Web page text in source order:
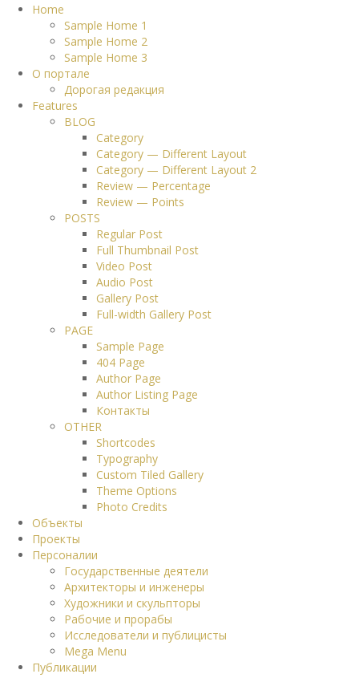
Home
Sample Home 1
Sample Home 2
Sample Home 3
О портале
Дорогая редакция
Features
BLOG
Category
Category — Different Layout
Category — Different Layout 2
Review — Percentage
Review — Points
POSTS
Regular Post
Full Thumbnail Post
Video Post
Audio Post
Gallery Post
Full-width Gallery Post
PAGE
Sample Page
404 Page
Author Page
Author Listing Page
Контакты
OTHER
Shortcodes
Typography
Custom Tiled Gallery
Theme Options
Photo Credits
Объекты
Проекты
Персоналии
Государственные деятели
Архитекторы и инженеры
Художники и скульпторы
Рабочие и прорабы
Исследователи и публицисты
Mega Menu
Публикации